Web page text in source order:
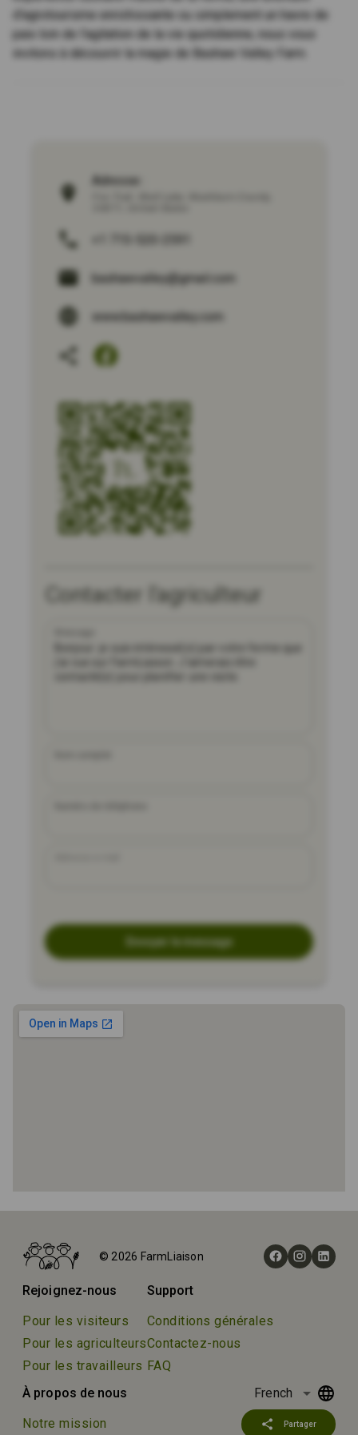
d'agrotourisme enrichissante ou simplement un havre de
paix loin de l'agitation de la vie quotidienne, nous vous
invitons à découvrir la magie de Bashaw Valley Farm.
Adresse :
bashawvalley@gmail.com
www.bashawvalley.com
Contacter l'agriculteur
Envoyer le message
Fermes
Bashaw Valley Farm & Storage
© 2026 FarmLiaison
Rejoignez-nous
Pour les visiteurs
Pour les agriculteurs
Pour les travailleurs
Support
Conditions générales
Contactez-nous
FAQ
À propos de nous
Notre mission
French arrow_drop_down
share Partager